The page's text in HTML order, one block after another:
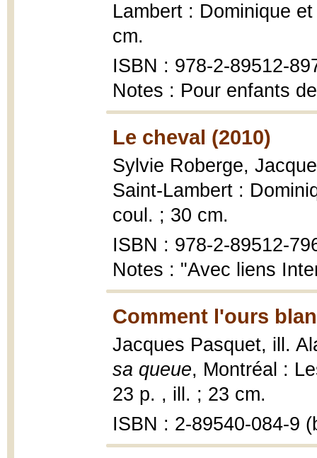
Lambert : Dominique
cm.
ISBN : 978-2-89512-
Notes : Pour enfants
Le cheval (2010)
Sylvie Roberge,
Saint-Lambert :
coul. ; 30 cm.
ISBN : 978-2-89512-
Notes : "Avec liens
Comment l'ours
Jacques Pasquet, ill.
sa queue, Montréal :
23 p. , ill. ; 23 cm.
ISBN : 2-89540-084-9